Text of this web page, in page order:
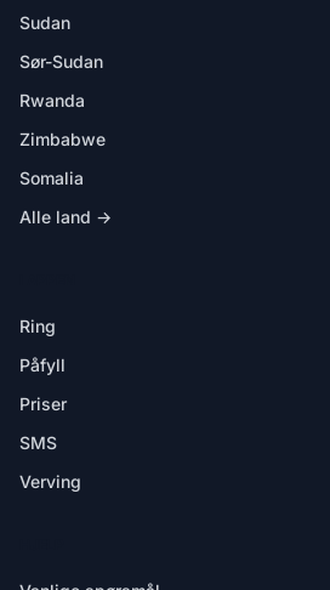
Sudan
Sør-Sudan
Rwanda
Zimbabwe
Somalia
Alle land →
Ring
Påfyll
Priser
SMS
Verving